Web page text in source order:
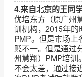
4.来自北京的王同学
优培东方（原广州
训机构，2015年的
PMP。但是市场上
贬不一。但是通过
州慧翔）PMP培训
不会太差，通过接